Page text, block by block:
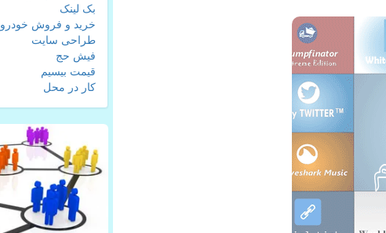
بک لینک
خرید و فروش خودرو
طراحی سایت
فیش حج
قیمت بیسیم
کار در محل